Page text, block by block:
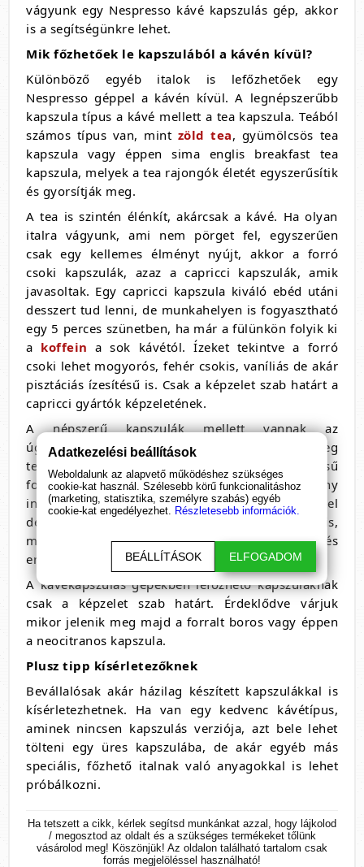
vágyunk egy Nespresso kávé kapszulás gép, akkor
is a segítségünkre lehet.
Mik főzhetőek le kapszulából a kávén kívül?
Különböző egyéb italok is lefőzhetőek egy
Nespresso géppel a kávén kívül. A legnépszerűbb
kapszula típus a kávé mellett a tea kapszula. Teából
számos típus van, mint zöld tea, gyümölcsös tea
kapszula vagy éppen sima englis breakfast tea
kapszula, melyek a tea rajongók életét egyszerűsítik
és gyorsítják meg.
A tea is szintén élénkít, akárcsak a kávé. Ha olyan
italra vágyunk, ami nem pörget fel, egyszerűen
csak egy kellemes élményt nyújt, akkor a forró
csoki kapszulák, azaz a capricci kapszulák, amik
javasoltak. Egy capricci kapszula kiváló ebéd utáni
desszert tud lenni, de munkahelyen is fogyasztható
egy 5 perces szünetben, ha már a fülünkön folyik ki
a koffein a sok kávétól. Ízeket tekintve a forró
csoki lehet mogyorós, fehér csokis, vaníliás de akár
pisztáciás ízesítésű is. Csak a képzelet szab határt a
capricci gyártók képzeletének.
A népszerű kapszulák mellett vannak az
úgynevezett nische kapszulák vagyis réteg
termékek, melyeket főleg speciális érdeklődésű
fogyasztók vásárolnak. Különböző gyógynövény
infuziók is főzhetőek Nespresso kapszulás géppel
de például népszeráek a
kapszulák is,
melyek fogyasztása felpörget, stresszoldó és
enyhén afrodiziáló is.
A kávékapszulás gépekben lefőzhető kapszuláknak
csak a képzelet szab határt. Érdeklődve várjuk
mikor jelenik meg majd a forralt boros vagy éppen
a neocitranos kapszula.
Plusz tipp kísérletezőknek
Bevállalósak akár házilag készített kapszulákkal is
kísérletezhetnek. Ha van egy kedvenc kávétípus,
aminek nincsen kapszulás verziója, azt bele lehet
tölteni egy üres kapszulába, de akár egyéb más
speciális, főzhető italnak való anyagokkal is lehet
próbálkozni.
Ha tetszett a cikk, kérlek segítsd munkánkat azzal, hogy lájkolod
/ megosztod az oldalt és a szükséges termékeket tőlünk
vásárolod meg! Köszönjük! Az oldalon található tartalom csak
forrás megjelöléssel használható!
Adatkezelési beállítások
Weboldalunk az alapvető működéshez szükséges
cookie-kat használ. Szélesebb körű funkcionalitáshoz
(marketing, statisztika, személyre szabás) egyéb
cookie-kat engedélyezhet. Részletesebb információk.
BEÁLLÍTÁSOK ELFOGADOM